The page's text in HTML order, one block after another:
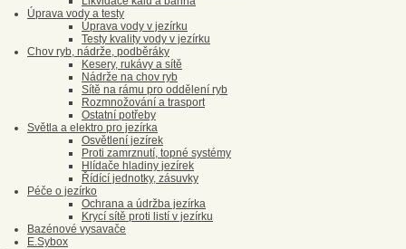
Úprava vody a testy
Úprava vody v jezírku
Testy kvality vody v jezírku
Chov ryb, nádrže, podběráky
Kesery, rukávy a sítě
Nádrže na chov ryb
Sítě na rámu pro oddělení ryb
Rozmnožování a trasport
Ostatní potřeby
Světla a elektro pro jezírka
Osvětlení jezírek
Proti zamrznutí, topné systémy
Hlídače hladiny jezírek
Řídící jednotky, zásuvky
Péče o jezírko
Ochrana a údržba jezírka
Krycí sítě proti listí v jezírku
Bazénové vysavače
E.Sybox